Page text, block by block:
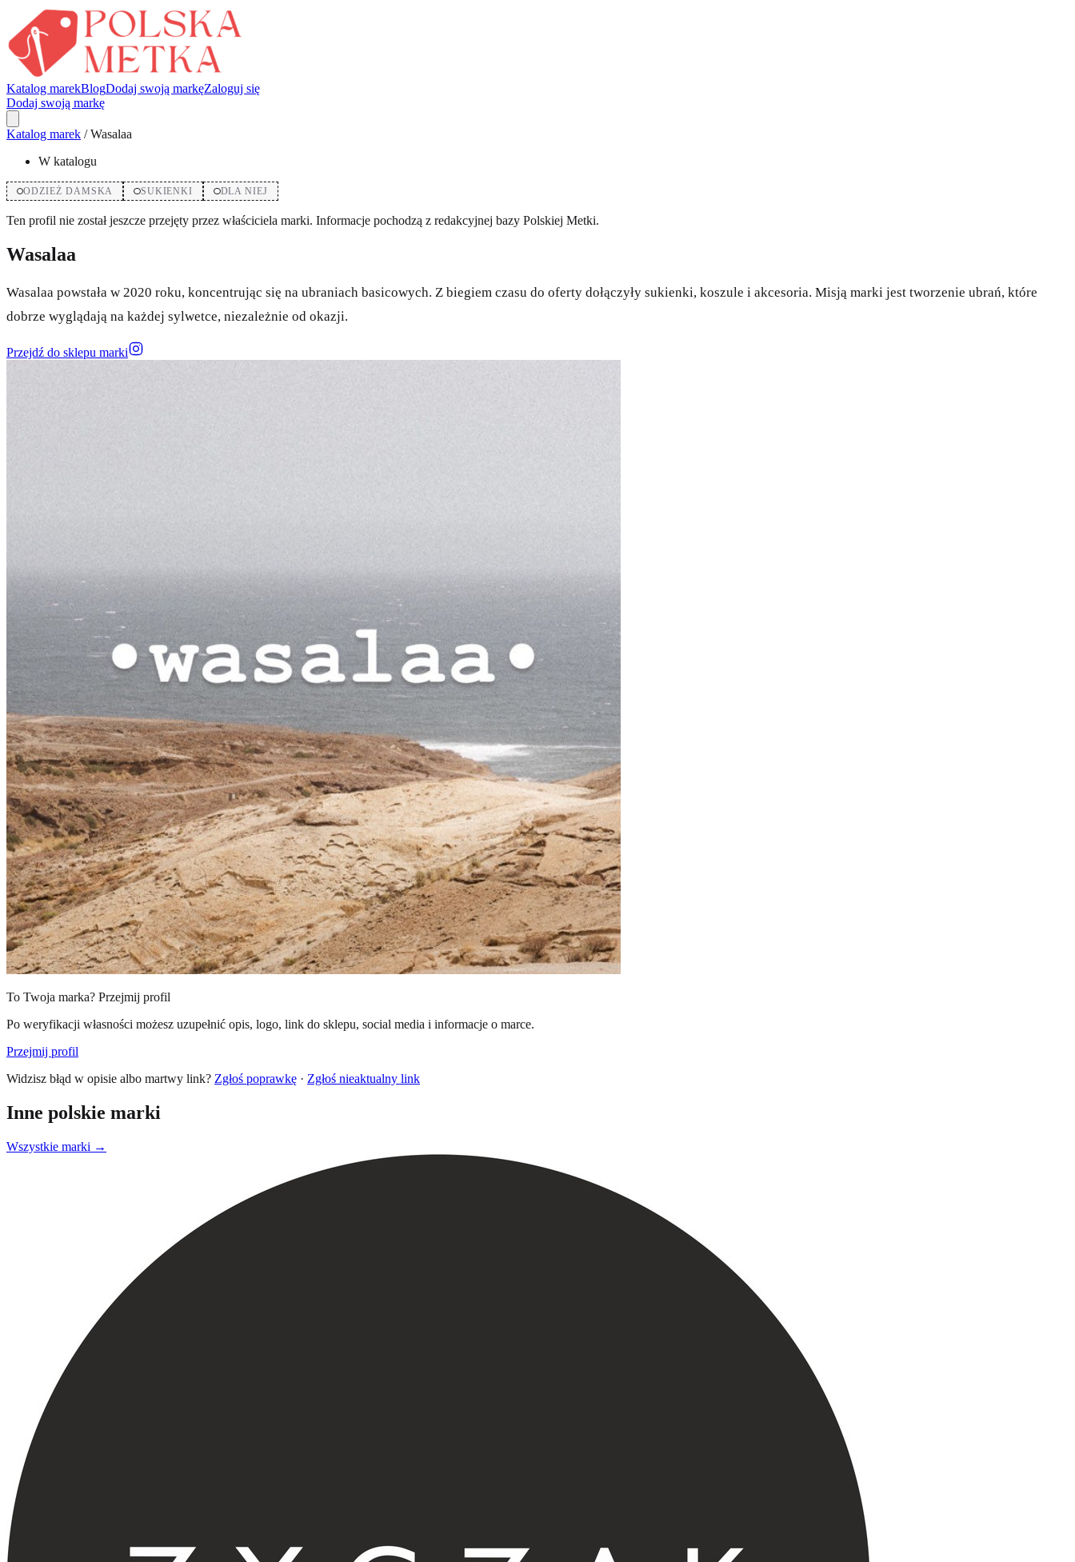
Katalog marekBlogDodaj swoją markęZaloguj się
Dodaj swoją markę
Katalog marek / Wasalaa
W katalogu
ODZIEŻ DAMSKA SUKIENKI DLA NIEJ
Ten profil nie został jeszcze przejęty przez właściciela marki. Informacje pochodzą z redakcyjnej bazy Polskiej Metki.
Wasalaa
Wasalaa powstała w 2020 roku, koncentrując się na ubraniach basicowych. Z biegiem czasu do oferty dołączyły sukienki, koszule i akcesoria. Misją marki jest tworzenie ubrań, które
dobrze wyglądają na każdej sylwetce, niezależnie od okazji.
Przejdź do sklepu marki
To Twoja marka? Przejmij profil
Po weryfikacji własności możesz uzupełnić opis, logo, link do sklepu, social media i informacje o marce.
Przejmij profil
Widzisz błąd w opisie albo martwy link? Zgłoś poprawkę · Zgłoś nieaktualny link
Inne polskie marki
Wszystkie marki →